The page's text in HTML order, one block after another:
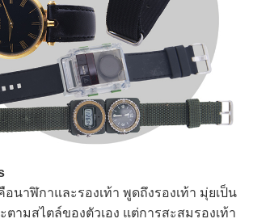
ฬิกาและรองเท้า พูดถึงรองเท้า มุ่ยเป็น
ตามสไตล์ของตัวเอง แต่การสะสมรองเท้า